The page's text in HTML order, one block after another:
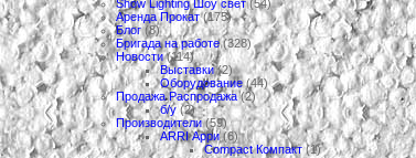
Show Lighting Шоу свет(54)
Аренда Прокат(175)
Блог(8)
Бригада на работе(328)
Новости(114)
Выставки(2)
Оборудование(44)
Продажа Распродажа(2)
б/у(2)
Производители(59)
ARRI Арри(6)
Compact Компакт(1)